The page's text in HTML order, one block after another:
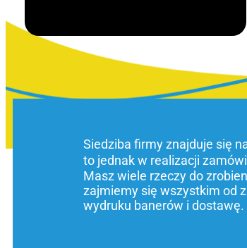
Siedziba firmy znajduje się
to jednak w realizacji
Masz wiele rzeczy do
zajmiemy się wszystkim od
wydruku banerów i dostawę.